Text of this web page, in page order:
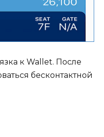
к Wallet. После
бесконтактной